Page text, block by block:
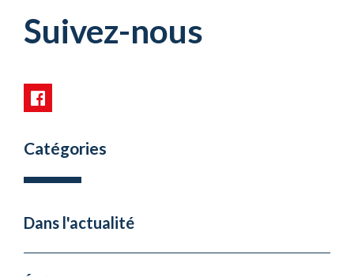
Suivez-nous
Catégories
Dans l'actualité